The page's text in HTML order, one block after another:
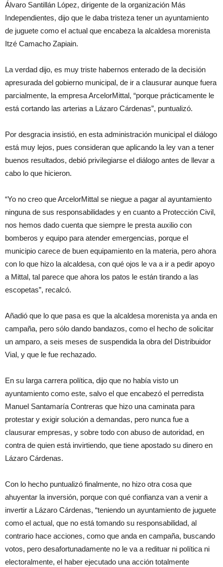
Álvaro Santillán López, dirigente de la organización Más
Independientes, dijo que le daba tristeza tener un ayuntamiento
de juguete como el actual que encabeza la alcaldesa morenista
Itzé Camacho Zapiain.
La verdad dijo, es muy triste habernos enterado de la decisión
apresurada del gobierno municipal, de ir a clausurar aunque fuera
parcialmente, la empresa ArcelorMittal, “porque prácticamente le
está cortando las arterias a Lázaro Cárdenas”, puntualizó.
Por desgracia insistió, en esta administración municipal el diálogo
está muy lejos, pues consideran que aplicando la ley van a tener
buenos resultados, debió privilegiarse el diálogo antes de llevar a
cabo lo que hicieron.
“Yo no creo que ArcelorMittal se niegue a pagar al ayuntamiento
ninguna de sus responsabilidades y en cuanto a Protección Civil,
nos hemos dado cuenta que siempre le presta auxilio con
bomberos y equipo para atender emergencias, porque el
municipio carece de buen equipamiento en la materia, pero ahora
con lo que hizo la alcaldesa, con qué ojos le va a ir a pedir apoyo
a Mittal, tal parece que ahora los patos le están tirando a las
escopetas”, recalcó.
Añadió que lo que pasa es que la alcaldesa morenista ya anda en
campaña, pero sólo dando bandazos, como el hecho de solicitar
un amparo, a seis meses de suspendida la obra del Distribuidor
Vial, y que le fue rechazado.
En su larga carrera política, dijo que no había visto un
ayuntamiento como este, salvo el que encabezó el perredista
Manuel Santamaría Contreras que hizo una caminata para
protestar y exigir solución a demandas, pero nunca fue a
clausurar empresas, y sobre todo con abuso de autoridad, en
contra de quien está invirtiendo, que tiene apostado su dinero en
Lázaro Cárdenas.
Con lo hecho puntualizó finalmente, no hizo otra cosa que
ahuyentar la inversión, porque con qué confianza van a venir a
invertir a Lázaro Cárdenas, “teniendo un ayuntamiento de juguete
como el actual, que no está tomando su responsabilidad, al
contrario hace acciones, como que anda en campaña, buscando
votos, pero desafortunadamente no le va a redituar ni política ni
electoralmente, el haber ejecutado una acción totalmente